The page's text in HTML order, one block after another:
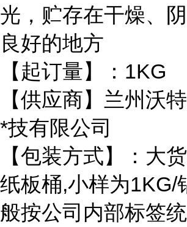
光，贮存在干燥、
良好的地方
【起订量】：1KG
【供应商】兰州沃
*技有限公司
【包装方式】：大
纸板桶,小样为1KG/
般按公司内部标签